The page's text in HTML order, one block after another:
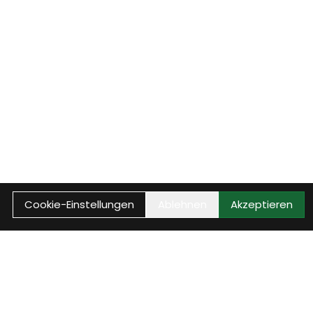
Cookie-Einstellungen Akzeptieren